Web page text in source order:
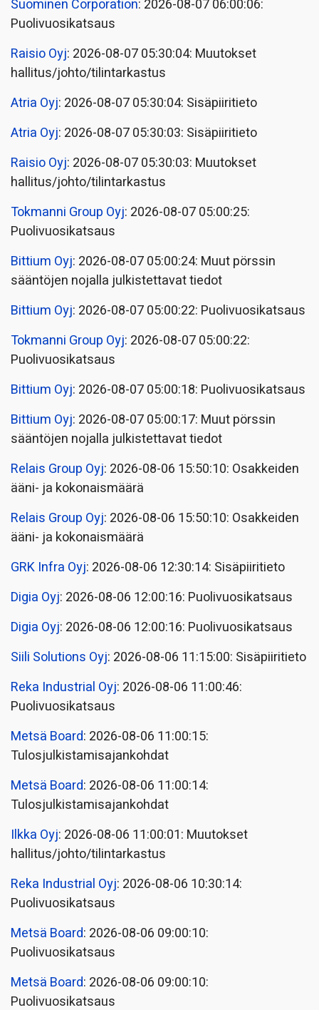
Suominen Corporation: 2026-08-07 06:00:06:
Puolivuosikatsaus
Raisio Oyj: 2026-08-07 05:30:04: Muutokset
hallitus/johto/tilintarkastus
Atria Oyj: 2026-08-07 05:30:04: Sisäpiiritieto
Atria Oyj: 2026-08-07 05:30:03: Sisäpiiritieto
Raisio Oyj: 2026-08-07 05:30:03: Muutokset
hallitus/johto/tilintarkastus
Tokmanni Group Oyj: 2026-08-07 05:00:25:
Puolivuosikatsaus
Bittium Oyj: 2026-08-07 05:00:24: Muut pörssin
sääntöjen nojalla julkistettavat tiedot
Bittium Oyj: 2026-08-07 05:00:22: Puolivuosikatsaus
Tokmanni Group Oyj: 2026-08-07 05:00:22:
Puolivuosikatsaus
Bittium Oyj: 2026-08-07 05:00:18: Puolivuosikatsaus
Bittium Oyj: 2026-08-07 05:00:17: Muut pörssin
sääntöjen nojalla julkistettavat tiedot
Relais Group Oyj: 2026-08-06 15:50:10: Osakkeiden
ääni- ja kokonaismäärä
Relais Group Oyj: 2026-08-06 15:50:10: Osakkeiden
ääni- ja kokonaismäärä
GRK Infra Oyj: 2026-08-06 12:30:14: Sisäpiiritieto
Digia Oyj: 2026-08-06 12:00:16: Puolivuosikatsaus
Digia Oyj: 2026-08-06 12:00:16: Puolivuosikatsaus
Siili Solutions Oyj: 2026-08-06 11:15:00: Sisäpiiritieto
Reka Industrial Oyj: 2026-08-06 11:00:46:
Puolivuosikatsaus
Metsä Board: 2026-08-06 11:00:15:
Tulosjulkistamisajankohdat
Metsä Board: 2026-08-06 11:00:14:
Tulosjulkistamisajankohdat
Ilkka Oyj: 2026-08-06 11:00:01: Muutokset
hallitus/johto/tilintarkastus
Reka Industrial Oyj: 2026-08-06 10:30:14:
Puolivuosikatsaus
Metsä Board: 2026-08-06 09:00:10:
Puolivuosikatsaus
Metsä Board: 2026-08-06 09:00:10:
Puolivuosikatsaus